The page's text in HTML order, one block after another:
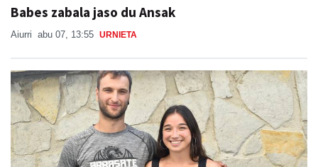
Babes zabala jaso du Ansak
Aiurri abu 07, 13:55 URNIETA